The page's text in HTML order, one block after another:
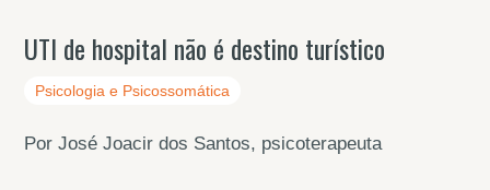
UTI de hospital não é destino turístico
Psicologia e Psicossomática
Por José Joacir dos Santos, psicoterapeuta